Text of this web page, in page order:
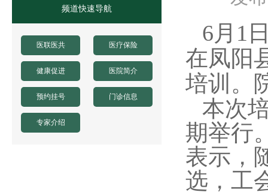
频道快速导航
医联医共 医疗保险
健康促进 医院简介
预约挂号 门诊信息
专家介绍
6月1
在凤阳
培训。
本次
期举行
表示，
选，工